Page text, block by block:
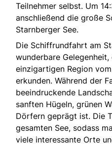
Teilnehmer selbst. Um
anschließend die große
Starnberger See.
Die Schiffrundfahrt am
wunderbare
einzigartigen Region
erkunden. Während der
beeindruckende
sanften Hügeln, grünen
Dörfern geprägt ist. Die
gesamten See, sodass
viele interessante Orte